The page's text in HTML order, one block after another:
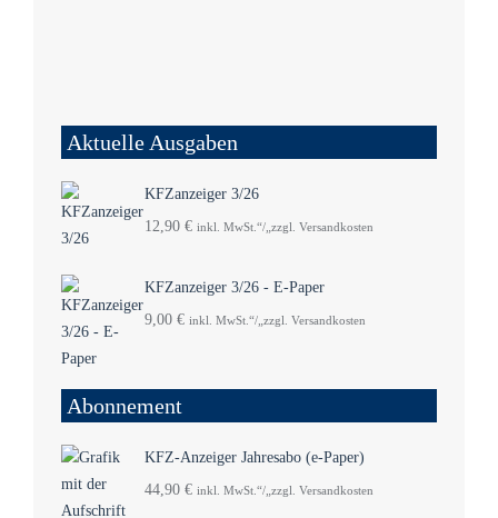
Aktuelle Ausgaben
KFZanzeiger 3/26
12,90 € inkl. MwSt.“/„zzgl. Versandkosten
KFZanzeiger 3/26 - E-Paper
9,00 € inkl. MwSt.“/„zzgl. Versandkosten
Abonnement
KFZ-Anzeiger Jahresabo (e-Paper)
44,90 € inkl. MwSt.“/„zzgl. Versandkosten